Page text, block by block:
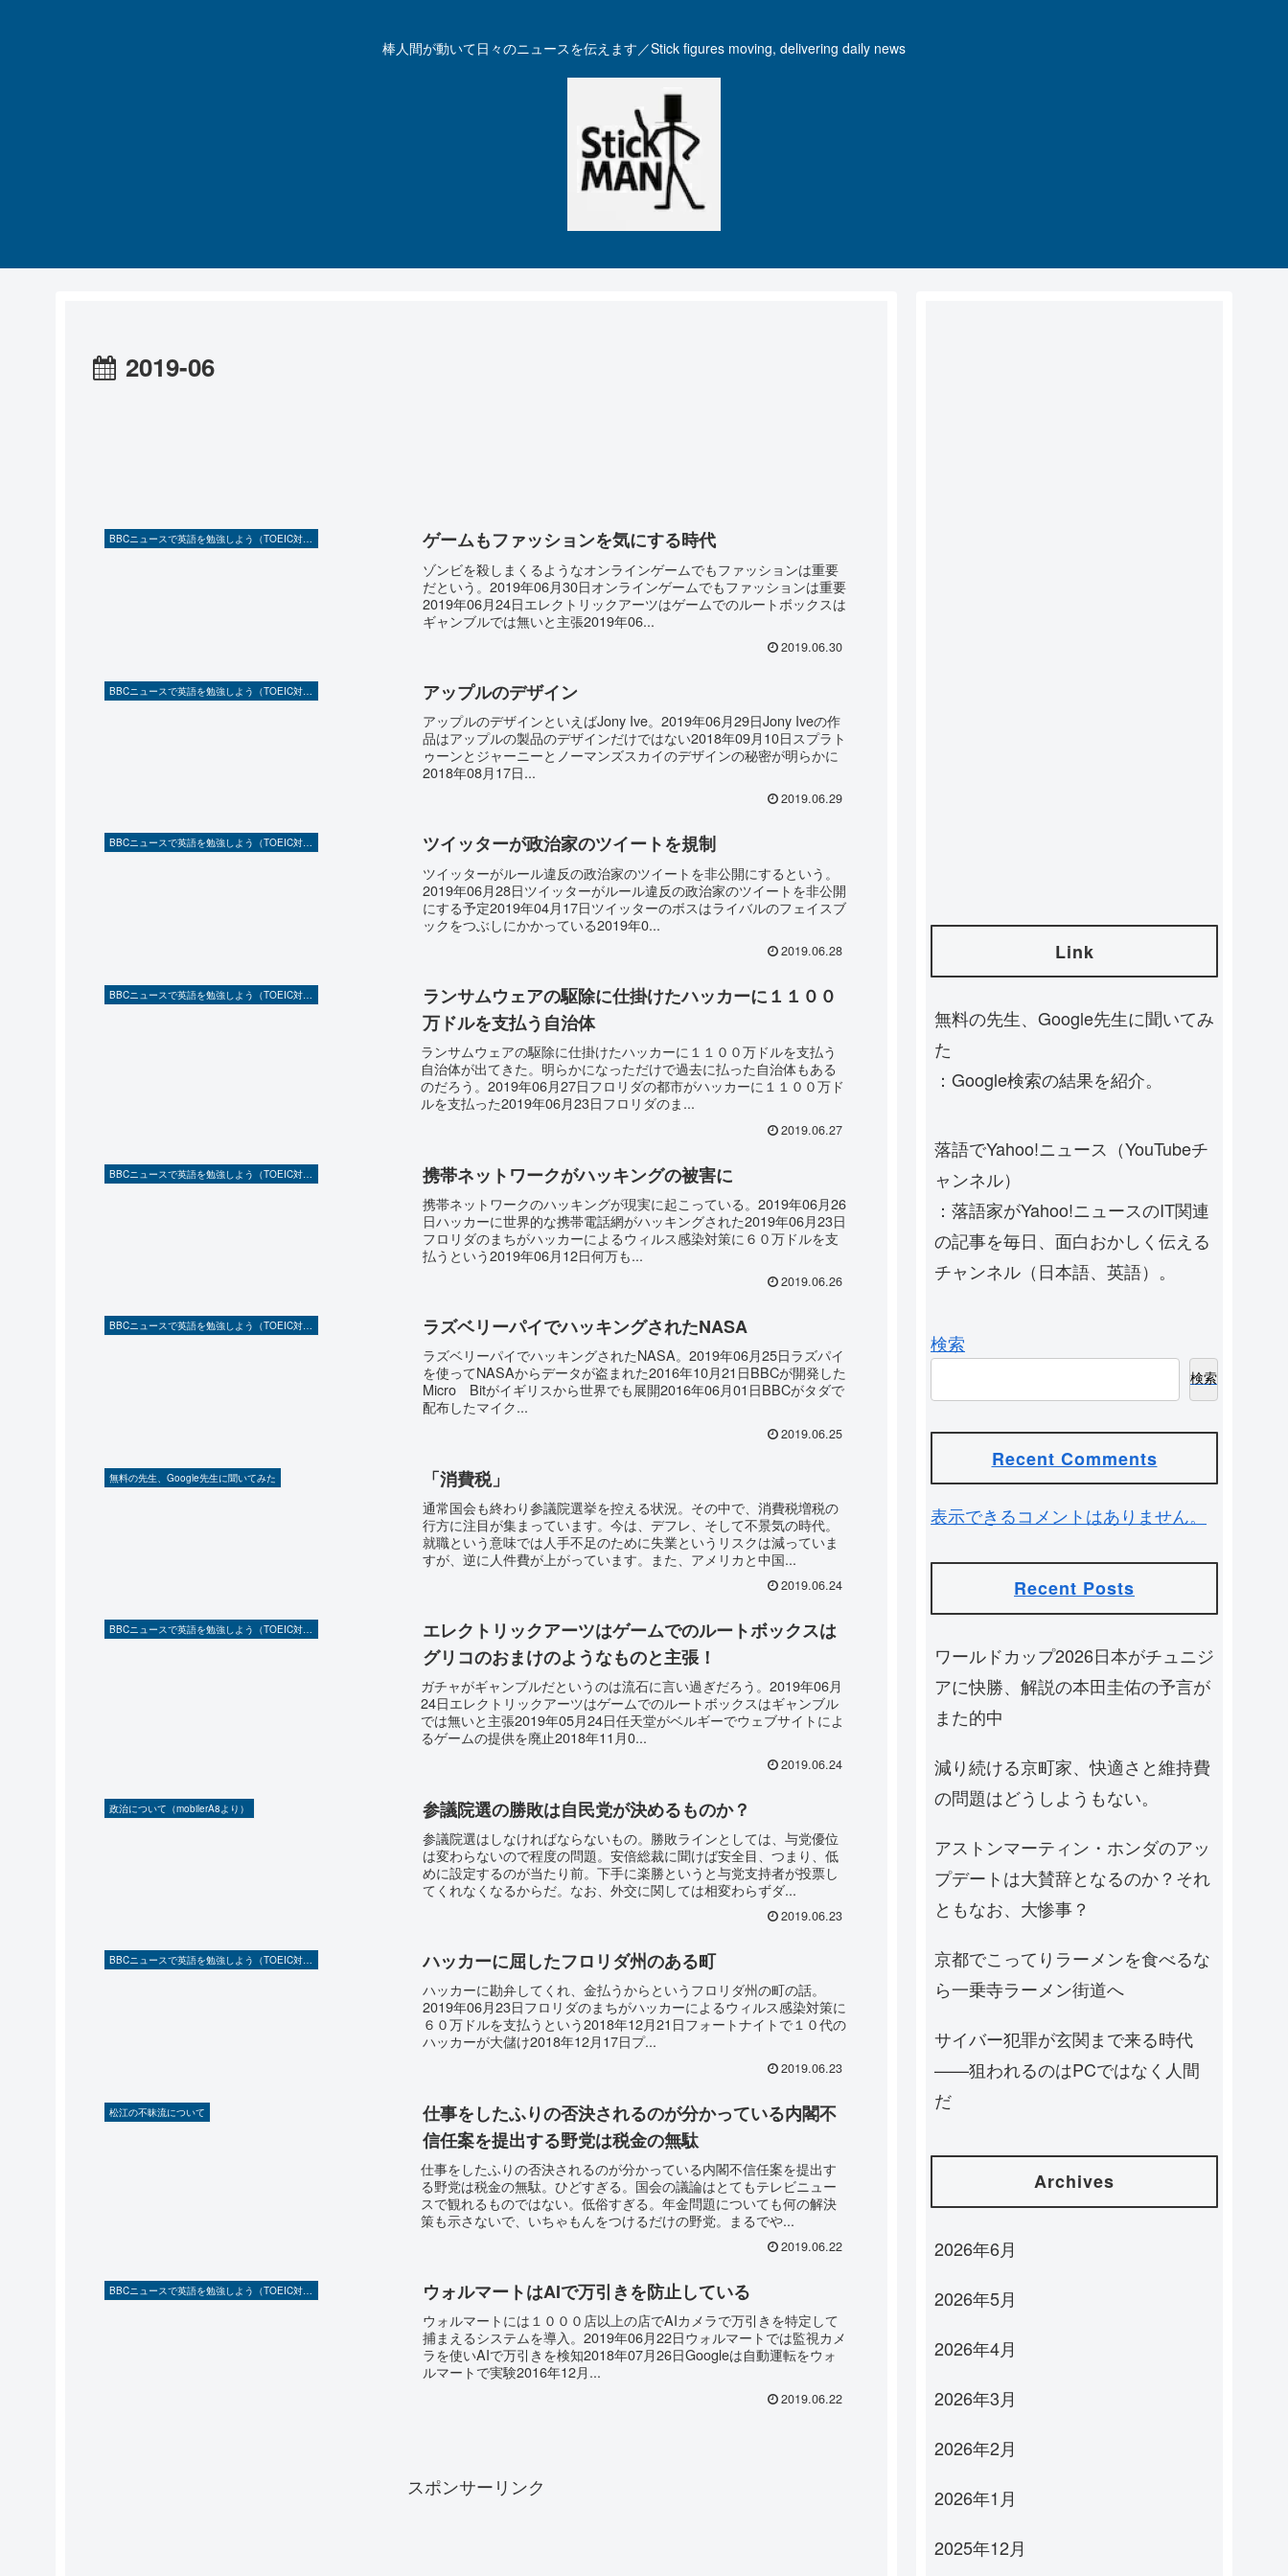
棒人間が動いて日々のニュースを伝えます／Stick figures moving, delivering daily news
2019-06
BBCニュースで英語を勉強しよう（TOEIC対策に！） ゲームもファッションを気にする時代
ゾンビを殺しまくるようなオンラインゲームでもファッションは重要
だという。2019年06月30日オンラインゲームでもファッションは重要
2019年06月24日エレクトリックアーツはゲームでのルートボックスは
ギャンブルでは無いと主張2019年06...
2019.06.30
BBCニュースで英語を勉強しよう（TOEIC対策に！） アップルのデザイン
アップルのデザインといえばJony Ive。2019年06月29日Jony Iveの作
品はアップルの製品のデザインだけではない2018年09月10日スプラト
ゥーンとジャーニーとノーマンズスカイのデザインの秘密が明らかに
2018年08月17日...
2019.06.29
BBCニュースで英語を勉強しよう（TOEIC対策に！） ツイッターが政治家のツイートを規制
ツイッターがルール違反の政治家のツイートを非公開にするという。
2019年06月28日ツイッターがルール違反の政治家のツイートを非公開
にする予定2019年04月17日ツイッターのボスはライバルのフェイスブ
ックをつぶしにかかっている2019年0...
2019.06.28
BBCニュースで英語を勉強しよう（TOEIC対策に！）
ランサムウェアの駆除に仕掛けたハッカーに１１００
万ドルを支払う自治体
ランサムウェアの駆除に仕掛けたハッカーに１１００万ドルを支払う
自治体が出てきた。明らかになっただけで過去に払った自治体もある
のだろう。2019年06月27日フロリダの都市がハッカーに１１００万ド
ルを支払った2019年06月23日フロリダのま...
2019.06.27
携帯ネットワークがハッキングの被害に
携帯ネットワークのハッキングが現実に起こっている。2019年06月26
日ハッカーに世界的な携帯電話網がハッキングされた2019年06月23日
フロリダのまちがハッカーによるウィルス感染対策に６０万ドルを支
払うという2019年06月12日何万も...
2019.06.26
BBCニュースで英語を勉強しよう（TOEIC対策に！） ラズベリーパイでハッキングされたNASA
ラズベリーパイでハッキングされたNASA。2019年06月25日ラズパイ
を使ってNASAからデータが盗まれた2016年10月21日BBCが開発した
Micro Bitがイギリスから世界でも展開2016年06月01日BBCがタダで
配布したマイク...
2019.06.25
無料の先生、Google先生に聞いてみた 「消費税」
通常国会も終わり参議院選挙を控える状況。その中で、消費税増税の
行方に注目が集まっています。今は、デフレ、そして不景気の時代。
就職という意味では人手不足のために失業というリスクは減っていま
すが、逆に人件費が上がっています。また、アメリカと中国...
2019.06.24
BBCニュースで英語を勉強しよう（TOEIC対策に！）
エレクトリックアーツはゲームでのルートボックスは
グリコのおまけのようなものと主張！
ガチャがギャンブルだというのは流石に言い過ぎだろう。2019年06月
24日エレクトリックアーツはゲームでのルートボックスはギャンブル
では無いと主張2019年05月24日任天堂がベルギーでウェブサイトによ
るゲームの提供を廃止2018年11月0...
2019.06.24
政治について（mobilerA8より） 参議院選の勝敗は自民党が決めるものか？
参議院選はしなければならないもの。勝敗ラインとしては、与党優位
は変わらないので程度の問題。安倍総裁に聞けば安全目、つまり、低
めに設定するのが当たり前。下手に楽勝というと与党支持者が投票し
てくれなくなるからだ。なお、外交に関しては相変わらずダ...
2019.06.23
BBCニュースで英語を勉強しよう（TOEIC対策に！） ハッカーに屈したフロリダ州のある町
ハッカーに勘弁してくれ、金払うからというフロリダ州の町の話。
2019年06月23日フロリダのまちがハッカーによるウィルス感染対策に
６０万ドルを支払うという2018年12月21日フォートナイトで１０代の
ハッカーが大儲け2018年12月17日プ...
2019.06.23
松江の不昧流について
仕事をしたふりの否決されるのが分かっている内閣不
信任案を提出する野党は税金の無駄
仕事をしたふりの否決されるのが分かっている内閣不信任案を提出す
る野党は税金の無駄。ひどすぎる。国会の議論はとてもテレビニュー
スで観れるものではない。低俗すぎる。年金問題についても何の解決
策も示さないで、いちゃもんをつけるだけの野党。まるでや...
2019.06.22
BBCニュースで英語を勉強しよう（TOEIC対策に！） ウォルマートはAIで万引きを防止している
ウォルマートには１０００店以上の店でAIカメラで万引きを特定して
捕まえるシステムを導入。2019年06月22日ウォルマートでは監視カメ
ラを使いAIで万引きを検知2018年07月26日Googleは自動運転をウォ
ルマートで実験2016年12月...
2019.06.22
スポンサーリンク
Link
無料の先生、Google先生に聞いてみ
た
：Google検索の結果を紹介。
落語でYahoo!ニュース（YouTubeチ
ャンネル）
：落語家がYahoo!ニュースのIT関連
の記事を毎日、面白おかしく伝える
チャンネル（日本語、英語）。
検索
検索
Recent Comments
表示できるコメントはありません。
Recent Posts
ワールドカップ2026日本がチュニジ
アに快勝、解説の本田圭佑の予言が
また的中
減り続ける京町家、快適さと維持費
の問題はどうしようもない。
アストンマーティン・ホンダのアッ
プデートは大賛辞となるのか？それ
ともなお、大惨事？
京都でこってりラーメンを食べるな
ら一乗寺ラーメン街道へ
サイバー犯罪が玄関まで来る時代
——狙われるのはPCではなく人間
だ
Archives
2026年6月
2026年5月
2026年4月
2026年3月
2026年2月
2026年1月
2025年12月